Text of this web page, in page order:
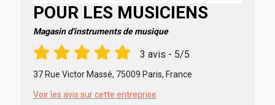
POUR LES MUSICIENS
Magasin d'instruments de musique
3 avis - 5/5
37 Rue Victor Massé, 75009 Paris, France
Voir les avis sur cette entreprise